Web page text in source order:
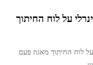
על לוח החיתוך
לוח החיתוך מאגוז פעם